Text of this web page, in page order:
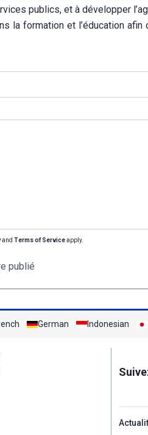
publics, et à développer
la formation et l’éducation
and Terms of Serviceapply.
publié
German Indonesian